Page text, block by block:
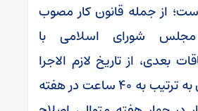
از جمله قانون کار مصوب
۱۳۶۹/۰۸/۲۹ مجلس شورای اسلامی با
بعدی، از تاریخ لازم الاجرا
شدن این قانون به ترتیب به ۴۰ ساعت در هفته